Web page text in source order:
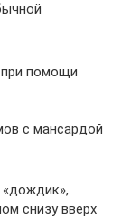
помощи
с мансардой
«дождик»,
снизу вверх